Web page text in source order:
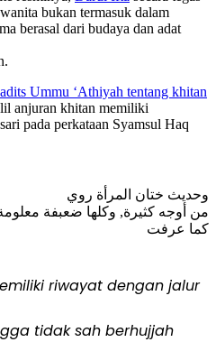
bukan termasuk dalam
berasal dari budaya dan adat
Ummu ‘Athiyah tentang khitan
anjuran khitan memiliki
pada perkataan Syamsul Haq
وحديث ختان المرأة روي
من أوجه كثيرة, وكلها ضعبفة
كما عرفت
riwayat dengan jalur
tidak sah berhujjah